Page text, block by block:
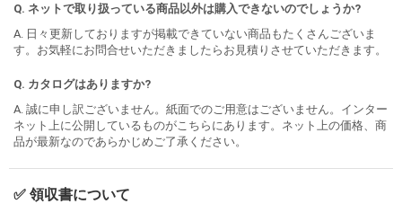
Q. ネットで取り扱っている商品以外は購入できないのでしょうか?
A. 日々更新しておりますが掲載できていない商品もたくさんございま
す。お気軽にお問合せいただきましたらお見積りさせていただきます。
Q. カタログはありますか?
A. 誠に申し訳ございません。紙面でのご用意はございません。インター
ネット上に公開しているものがこちらにあります。ネット上の価格、商
品が最新なのであらかじめご了承ください。
✅ 領収書について